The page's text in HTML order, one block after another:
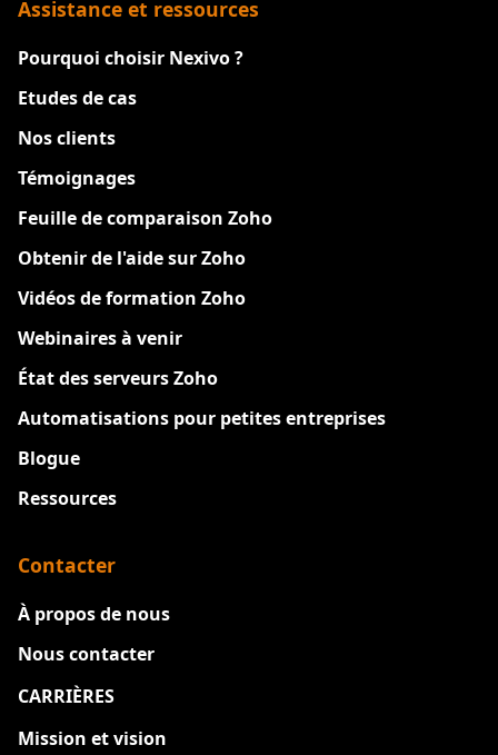
Assistance et ressources
Pourquoi choisir Nexivo ?
Etudes de cas
Nos clients
Témoignages
Feuille de comparaison Zoho
Obtenir de l'aide sur Zoho
Vidéos de formation Zoho
Webinaires à venir
État des serveurs Zoho
Automatisations pour petites entreprises
Blogue
Ressources
Contacter
À propos de nous
Nous contacter
CARRIÈRES
Mission et vision